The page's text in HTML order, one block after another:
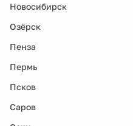
Новосибирск
Озёрск
Пенза
Пермь
Псков
Саров